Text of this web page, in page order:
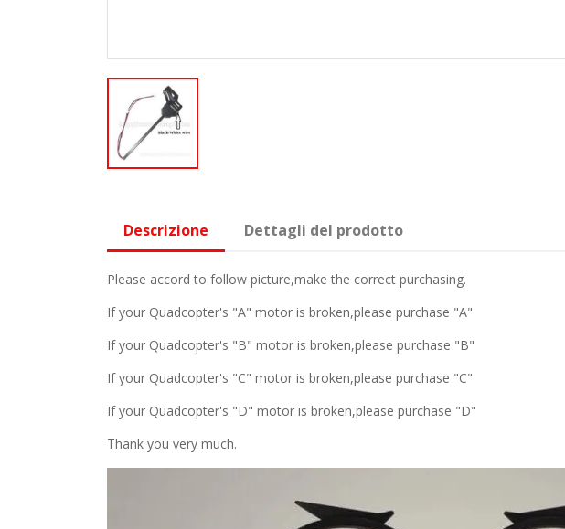
Descrizione Dettagli del prodotto
Please accord to follow picture,make the correct purchasing.
If your Quadcopter's "A" motor is broken,please purchase "A"
If your Quadcopter's "B" motor is broken,please purchase "B"
If your Quadcopter's "C" motor is broken,please purchase "C"
If your Quadcopter's "D" motor is broken,please purchase "D"
Thank you very much.